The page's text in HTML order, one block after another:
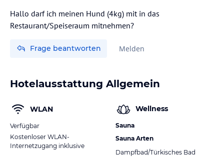
Hallo darf ich meinen Hund (4kg) mit in das
Restaurant/Speiseraum mitnehmen?
Frage beantworten Melden
Hotelausstattung Allgemein
WLAN
Verfügbar
Kostenloser WLAN-
Internetzugang inklusive
Wellness
Sauna
Sauna Arten
Dampfbad/Türkisches Bad